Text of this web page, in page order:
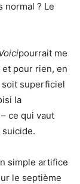
normal ? Le
pourrait me
pour rien, en
soit superficiel
la
ce qui vaut
simple artifice
le septième